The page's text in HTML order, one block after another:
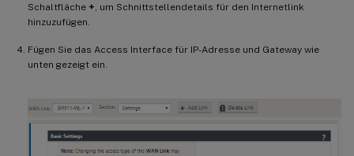
Schaltfläche + , um Schnittstellendetails für den Internetlink
hinzuzufügen.
Fügen Sie das Access Interface für IP-Adresse und Gateway wie
unten gezeigt ein.